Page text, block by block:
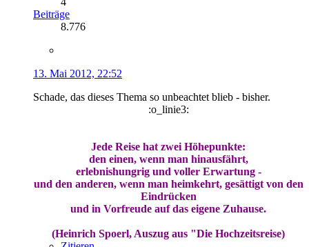
Beiträge
8.776
13. Mai 2012, 22:52
Schade, das dieses Thema so unbeachtet blieb - bisher.
:o_linie3:
Jede Reise hat zwei Höhepunkte:
den einen, wenn man hinausfährt,
erlebnishungrig und voller Erwartung -
und den anderen, wenn man heimkehrt, gesättigt von den
Eindrücken
und in Vorfreude auf das eigene Zuhause.
(Heinrich Spoerl, Auszug aus "Die Hochzeitsreise)